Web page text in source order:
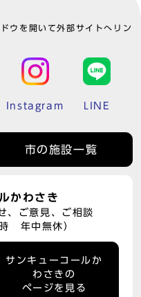
ウを開いて外部サイトへリン
Instagram LINE
市の施設一覧
かわさき
、ご意見、ご相談
年中無休）
サンキューコールか
わさきの
ページを見る